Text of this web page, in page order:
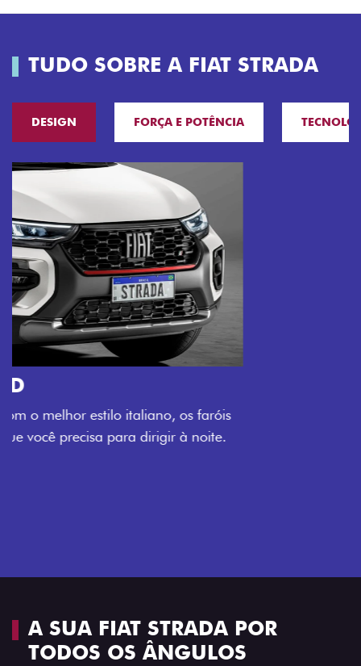
TUDO SOBRE A FIAT STRADA
DESIGN FORÇA E POTÊNCIA
O VERDADEIRO 5 LUGARES E 4
PORTAS
Todo mundo pode viajar confortável na Fiat Strada,
A SUA FIAT STRADA POR
TODOS OS ÂNGULOS